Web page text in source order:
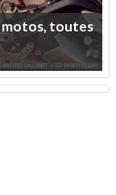
motos,toutes